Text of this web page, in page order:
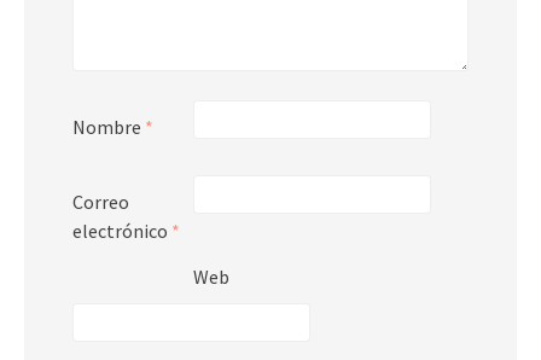
Nombre *
Correo
electrónico *
Web